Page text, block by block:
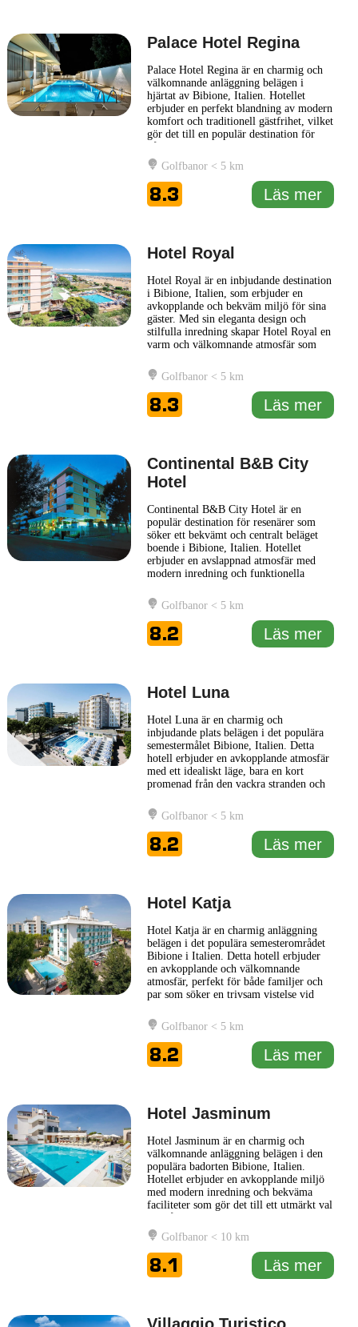
Palace Hotel Regina
Palace Hotel Regina är en charmig och
välkomnande anläggning belägen i
hjärtat av Bibione, Italien. Hotellet
erbjuder en perfekt blandning av modern
komfort och traditionell gästfrihet, vilket
gör det till en populär destination för
både affärsresenärer och semesterfirare.
Hotellet har en stilren och elegant
design, med smakfullt inredda rum som
erbjuder bekvämligheter för att
säkerställa en avkopplande... Läs mer
Golfbanor < 5 km
8.3 Läs mer
Hotel Royal
Hotel Royal är en inbjudande destination
i Bibione, Italien, som erbjuder en
avkopplande och bekväm miljö för sina
gäster. Med sin eleganta design och
stilfulla inredning skapar Hotel Royal en
varm och välkomnande atmosfär som
Hotellet erbjuder en mängd olika rum,
alla utformade för att säkerställa en
bekväm vistelse, med moderna
bekvämligheter och smakfull
inredning.
Golfbanor < 5 km
8.3 Läs mer
Continental B&B City
Hotel
Continental B&B City Hotel är en
populär destination för resenärer som
söker ett bekvämt och centralt beläget
boende i Bibione, Italien. Hotellet
erbjuder en avslappnad atmosfär med
modern inredning och funktionella
varierad frukostbuffé varje morgon,
vilket ger en bra start på dagen innan
man utforskar den vackra kusten och
stadens sevärdheter. Hotellet ligger ... Läs
mer
Golfbanor < 5 km
8.2 Läs mer
Hotel Luna
Hotel Luna är en charmig och
inbjudande plats belägen i det populära
semestermålet Bibione, Italien. Detta
hotell erbjuder en avkopplande atmosfär
med ett idealiskt läge, bara en kort
promenad från den vackra stranden och
präglas av en modern design och
eleganta detaljer, vilket skapar en
trivsam och avkopplande miljö för sina
gäster. Hotellets faciliteter inkluderar...
Läs mer
Golfbanor < 5 km
8.2 Läs mer
Hotel Katja
Hotel Katja är en charmig anläggning
belägen i det populära semesterområdet
Bibione i Italien. Detta hotell erbjuder
en avkopplande och välkomnande
atmosfär, perfekt för både familjer och
par som söker en trivsam vistelse vid
utmärkta service och sin närhet till den
vackra stranden, som bara ligger en kort
promenad bort. Hotellets interiör
kombinerar moderna bekvämligheter...
Läs mer
Golfbanor < 5 km
8.2 Läs mer
Hotel Jasminum
Hotel Jasminum är en charmig och
välkomnande anläggning belägen i den
populära badorten Bibione, Italien.
Hotellet erbjuder en avkopplande miljö
med modern inredning och bekväma
faciliteter som gör det till ett utmärkt val
för både familjer och par. Med sitt
centrala läge ger Hotel Jasminum enkel
tillgång till den vackra stranden, bara en
kort promenad bort, samt till ett brett
utbud av restauranger
... Läs mer
Golfbanor < 10 km
8.1 Läs mer
Villaggio Turistico